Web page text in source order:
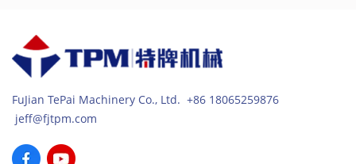
FuJian TePai Machinery Co., Ltd. +86 18065259876
jeff@fjtpm.com